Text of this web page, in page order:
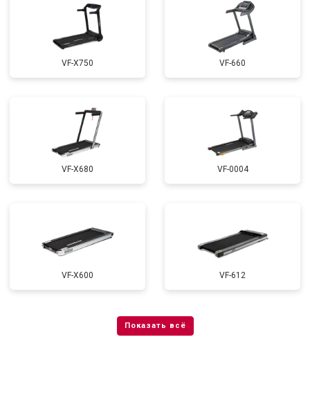
VF-X750 VF-660
VF-X680 VF-0004
VF-X600 VF-612